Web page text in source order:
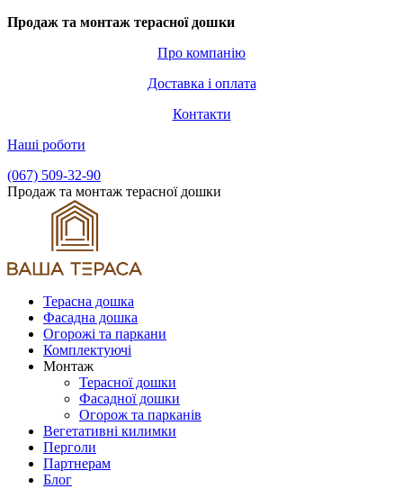
Продаж та монтаж терасної дошки
Про компанію
Доставка і оплата
Контакти
Наші роботи
(067) 509-32-90
Продаж та монтаж терасної дошки
Терасна дошка
Фасадна дошка
Огорожі та паркани
Комплектуючі
Монтаж
Терасної дошки
Фасадної дошки
Огорож та парканів
Вегетативні килимки
Перголи
Партнерам
Блог